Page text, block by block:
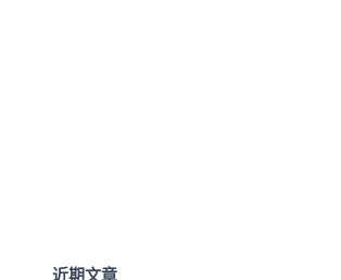
近期文章